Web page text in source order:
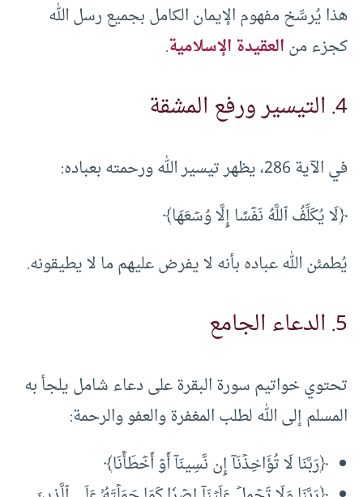
هذا يُرسِّخ مفهوم الإيمان الكامل بجميع رسل الله
كجزء منالعقيدة الإسلامية.
4. التيسير ورفع المشقة
في الآية 286، يظهر تيسير الله ورحمته بعباده:
﴿لَا يُكَلِّفُ ٱللَّهُ نَفۡسًا إِلَّا وُسۡعَهَا﴾
يُطمئن الله عباده بأنه لا يفرض عليهم ما لا يطيقونه.
5. الدعاء الجامع
تحتوي خواتيم سورة البقرة على دعاء شامل يلجأ به
المسلم إلى الله لطلب المغفرة والعفو والرحمة:
﴿رَبَّنَا لَا تُؤَاخِذۡنَآ إِن نَّسِينَآ أَوۡ أَخۡطَأۡنَا﴾